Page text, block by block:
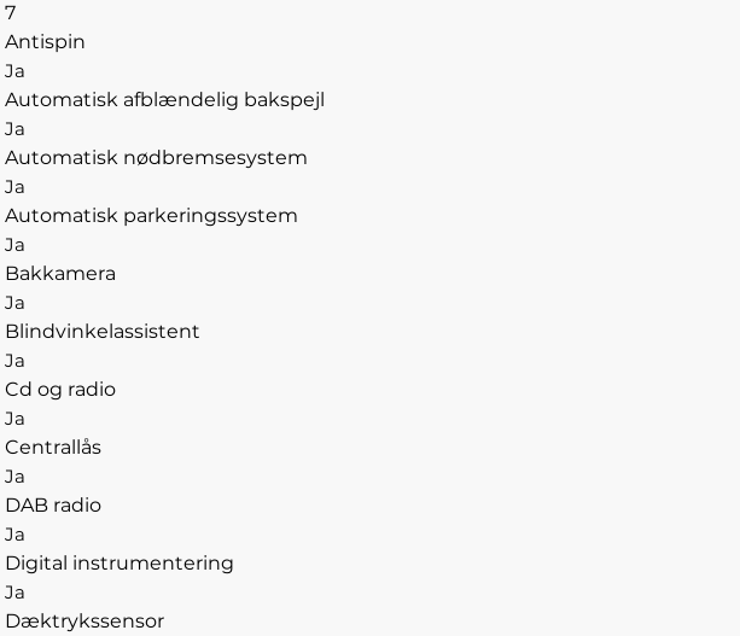
7
Antispin
Ja
Automatisk afblændelig bakspejl
Ja
Automatisk nødbremsesystem
Ja
Automatisk parkeringssystem
Ja
Bakkamera
Ja
Blindvinkelassistent
Ja
Cd og radio
Ja
Centrallås
Ja
DAB radio
Ja
Digital instrumentering
Ja
Dæktrykssensor